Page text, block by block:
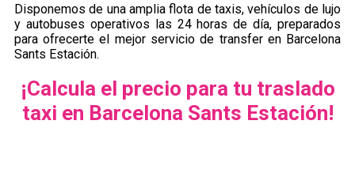
Disponemos de una amplia flota de taxis, vehículos de lujo
y autobuses operativos las 24 horas de día, preparados
para ofrecerte el mejor servicio de transfer en Barcelona
Sants Estación.
¡Calcula el precio para tu traslado
taxi en Barcelona Sants Estación!